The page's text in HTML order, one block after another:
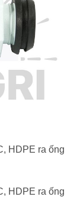
HDPE ra ống
HDPE ra ống